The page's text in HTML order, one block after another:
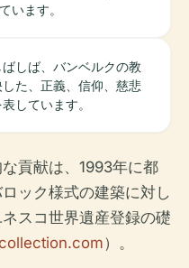
います。
しば、バンベルクの教
た、正義、信仰、慈悲
しています。
貢献は、1993年に都
ック様式の建築に対し
スコ世界遺産登録の礎
）。